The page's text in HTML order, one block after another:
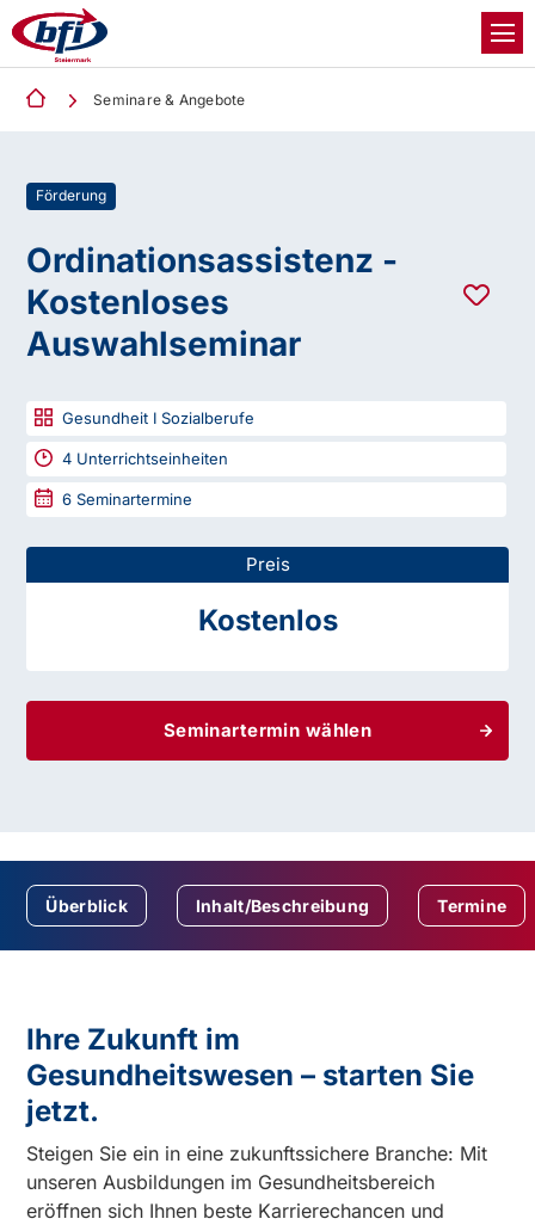
Seminare & Angebote
Förderung
Ordinationsassistenz -
Kostenloses
Auswahlseminar
Gesundheit I Sozialberufe
4 Unterrichtseinheiten
6 Seminartermine
Preis
Kostenlos
Seminartermin wählen
Überblick Inhalt/Beschreibung Termine
Ihre Zukunft im
Gesundheitswesen – starten Sie
jetzt.
Steigen Sie ein in eine zukunftssichere Branche: Mit
unseren Ausbildungen im Gesundheitsbereich
eröffnen sich Ihnen beste Karrierechancen und